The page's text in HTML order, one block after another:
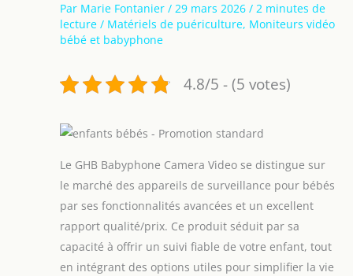
Par Marie Fontanier / 29 mars 2026 / 2 minutes de
lecture / Matériels de puériculture, Moniteurs vidéo
bébé et babyphone
4.8/5 - (5 votes)
Le GHB Babyphone Camera Video se distingue sur
le marché des appareils de surveillance pour bébés
par ses fonctionnalités avancées et un excellent
rapport qualité/prix. Ce produit séduit par sa
capacité à offrir un suivi fiable de votre enfant, tout
en intégrant des options utiles pour simplifier la vie